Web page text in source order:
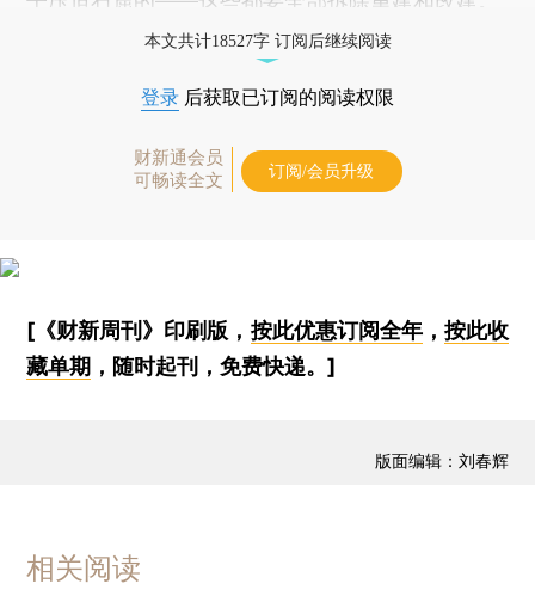
本文共计18527字 订阅后继续阅读
登录 后获取已订阅的阅读权限
财新通会员
可畅读全文
订阅/会员升级
[《财新周刊》印刷版， 按此优惠订阅全年， 按此收
藏单期 ，随时起刊，免费快递。]
版面编辑：刘春辉
相关阅读